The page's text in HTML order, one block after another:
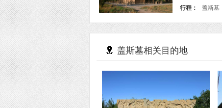
行程：
盖斯墓
盖斯墓相关目的地